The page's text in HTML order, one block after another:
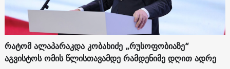
რატომ ალაპარაკდა კობახიძე „რუსოფობიაზე“
აგვისტოს ომის წლისთავამდე რამდენიმე დღით ადრე